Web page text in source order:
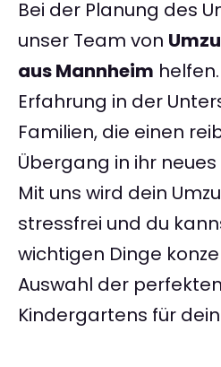
Bei der Planung des
unser Team von
aus Mannheim
Erfahrung in der
Familien, die einen
Übergang in ihr
Mit uns wird dein
stressfrei und du
wichtigen Dinge
Auswahl der
Kindergartens für